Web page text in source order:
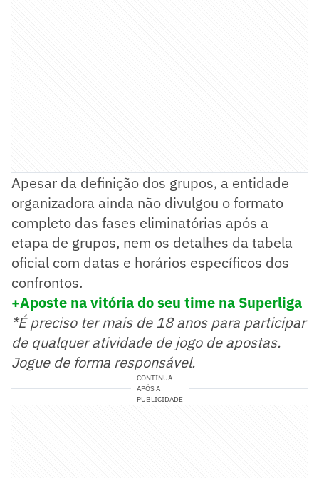
Apesar da definição dos grupos, a entidade
organizadora ainda não divulgou o formato
completo das fases eliminatórias após a
etapa de grupos, nem os detalhes da tabela
oficial com datas e horários específicos dos
confrontos.
+Aposte na vitória do seu time na Superliga
*É preciso ter mais de 18 anos para participar
de qualquer atividade de jogo de apostas.
Jogue de forma responsável.
CONTINUA
APÓS A
PUBLICIDADE